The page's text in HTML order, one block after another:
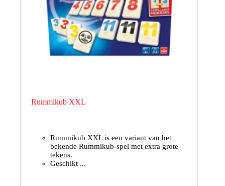
Rummikub XXL
Rummikub XXL is een variant van het
bekende Rummikub-spel met extra grote
tekens.
Geschikt ...